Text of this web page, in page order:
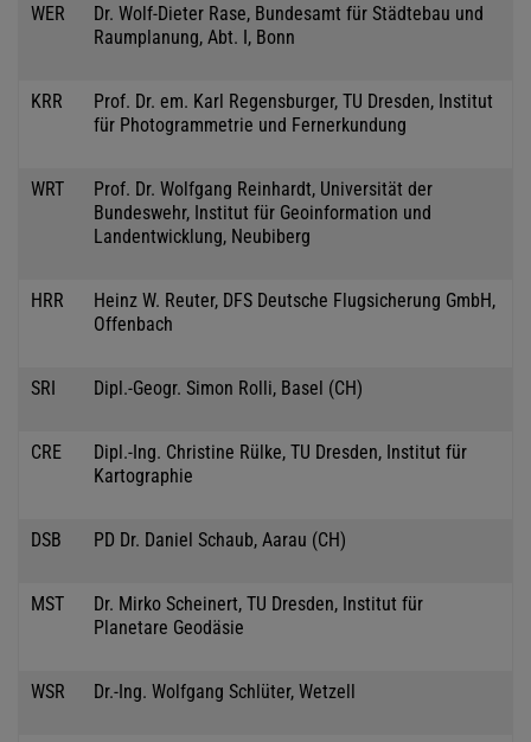
WER
Dr. Wolf-Dieter Rase, Bundesamt für Städtebau und
Raumplanung, Abt. I, Bonn
KRR
Prof. Dr. em. Karl Regensburger, TU Dresden, Institut
für Photogrammetrie und Fernerkundung
WRT
Prof. Dr. Wolfgang Reinhardt, Universität der
Bundeswehr, Institut für Geoinformation und
Landentwicklung, Neubiberg
HRR
Heinz W. Reuter, DFS Deutsche Flugsicherung GmbH,
Offenbach
SRI Dipl.-Geogr. Simon Rolli, Basel (CH)
CRE
Dipl.-Ing. Christine Rülke, TU Dresden, Institut für
Kartographie
DSB PD Dr. Daniel Schaub, Aarau (CH)
MST
Dr. Mirko Scheinert, TU Dresden, Institut für
Planetare Geodäsie
WSR Dr.-Ing. Wolfgang Schlüter, Wetzell